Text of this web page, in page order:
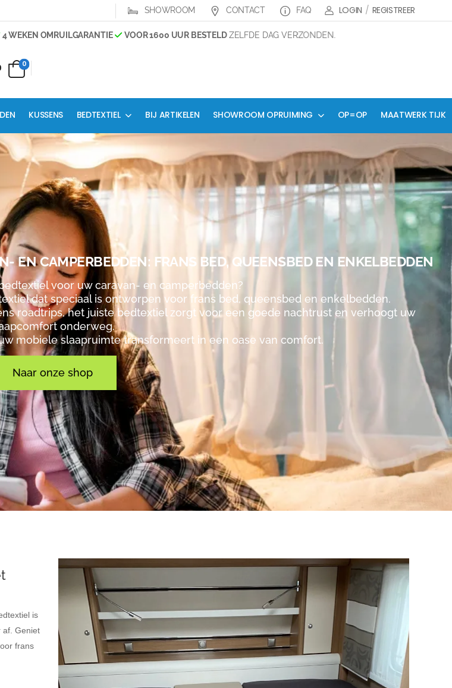
SHOWROOM CONTACT FAQ LOGIN / REGISTREER
OMRUILGARANTIE VOOR 1600 UUR BESTELDZELFDE DAG VERZONDEN.
0
KUSSENS BEDTEXTIEL BIJ ARTIKELEN SHOWROOM OPRUIMING OP=OP MAATWERK TIJK
EN CAMPERBEDDEN: FRANS BED, QUEENSBED EN ENKELBEDDEN
voor uw caravan- en camperbedden?
dat speciaal is ontworpen voor frans bed, queensbed en enkelbedden.
roadtrips, het juiste bedtextiel zorgt voor een goede nachtrust en verhoogt uw
onderweg.
mobiele slaapruimte transformeert in een oase van comfort.
Naar onze shop
is
af. Geniet
frans